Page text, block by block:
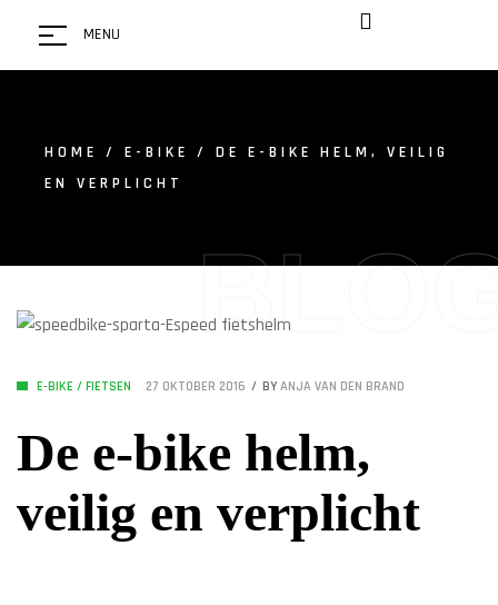
MENU
HOME / E-BIKE
/ DE E-BIKE HELM, VEILIG
EN VERPLICHT
E-BIKE / FIETSEN 27 OKTOBER 2016 BY ANJA VAN DEN BRAND
De e-bike helm,
veilig en verplicht